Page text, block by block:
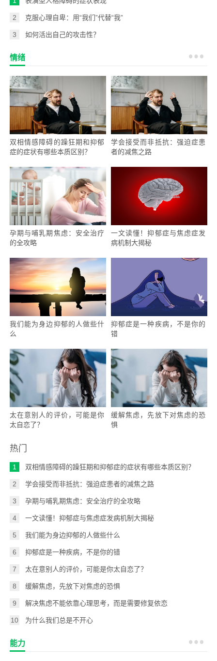
2 克服心理自卑：用“我们”代替“我”
3 如何活出自己的攻击性？
情绪
双相情感障碍的躁狂期和抑郁
症的症状有哪些本质区别？
学会接受而非抵抗：强迫症患
者的减焦之路
孕期与哺乳期焦虑：安全治疗
的全攻略
一文读懂！抑郁症与焦虑症发
病机制大揭秘
我们能为身边抑郁的人做些什
么
抑郁症是一种疾病，不是你的
错
太在意别人的评价，可能是你
太自恋了？
缓解焦虑，先放下对焦虑的恐
惧
热门
1 双相情感障碍的躁狂期和抑郁症的症状有哪些本质区别？
2 学会接受而非抵抗：强迫症患者的减焦之路
3 孕期与哺乳期焦虑：安全治疗的全攻略
4 一文读懂！抑郁症与焦虑症发病机制大揭秘
5 我们能为身边抑郁的人做些什么
6 抑郁症是一种疾病，不是你的错
7 太在意别人的评价，可能是你太自恋了？
8 缓解焦虑，先放下对焦虑的恐惧
9 解决焦虑不能依靠心理思考，而是需要修复依恋
10 为什么我们总是不开心
能力